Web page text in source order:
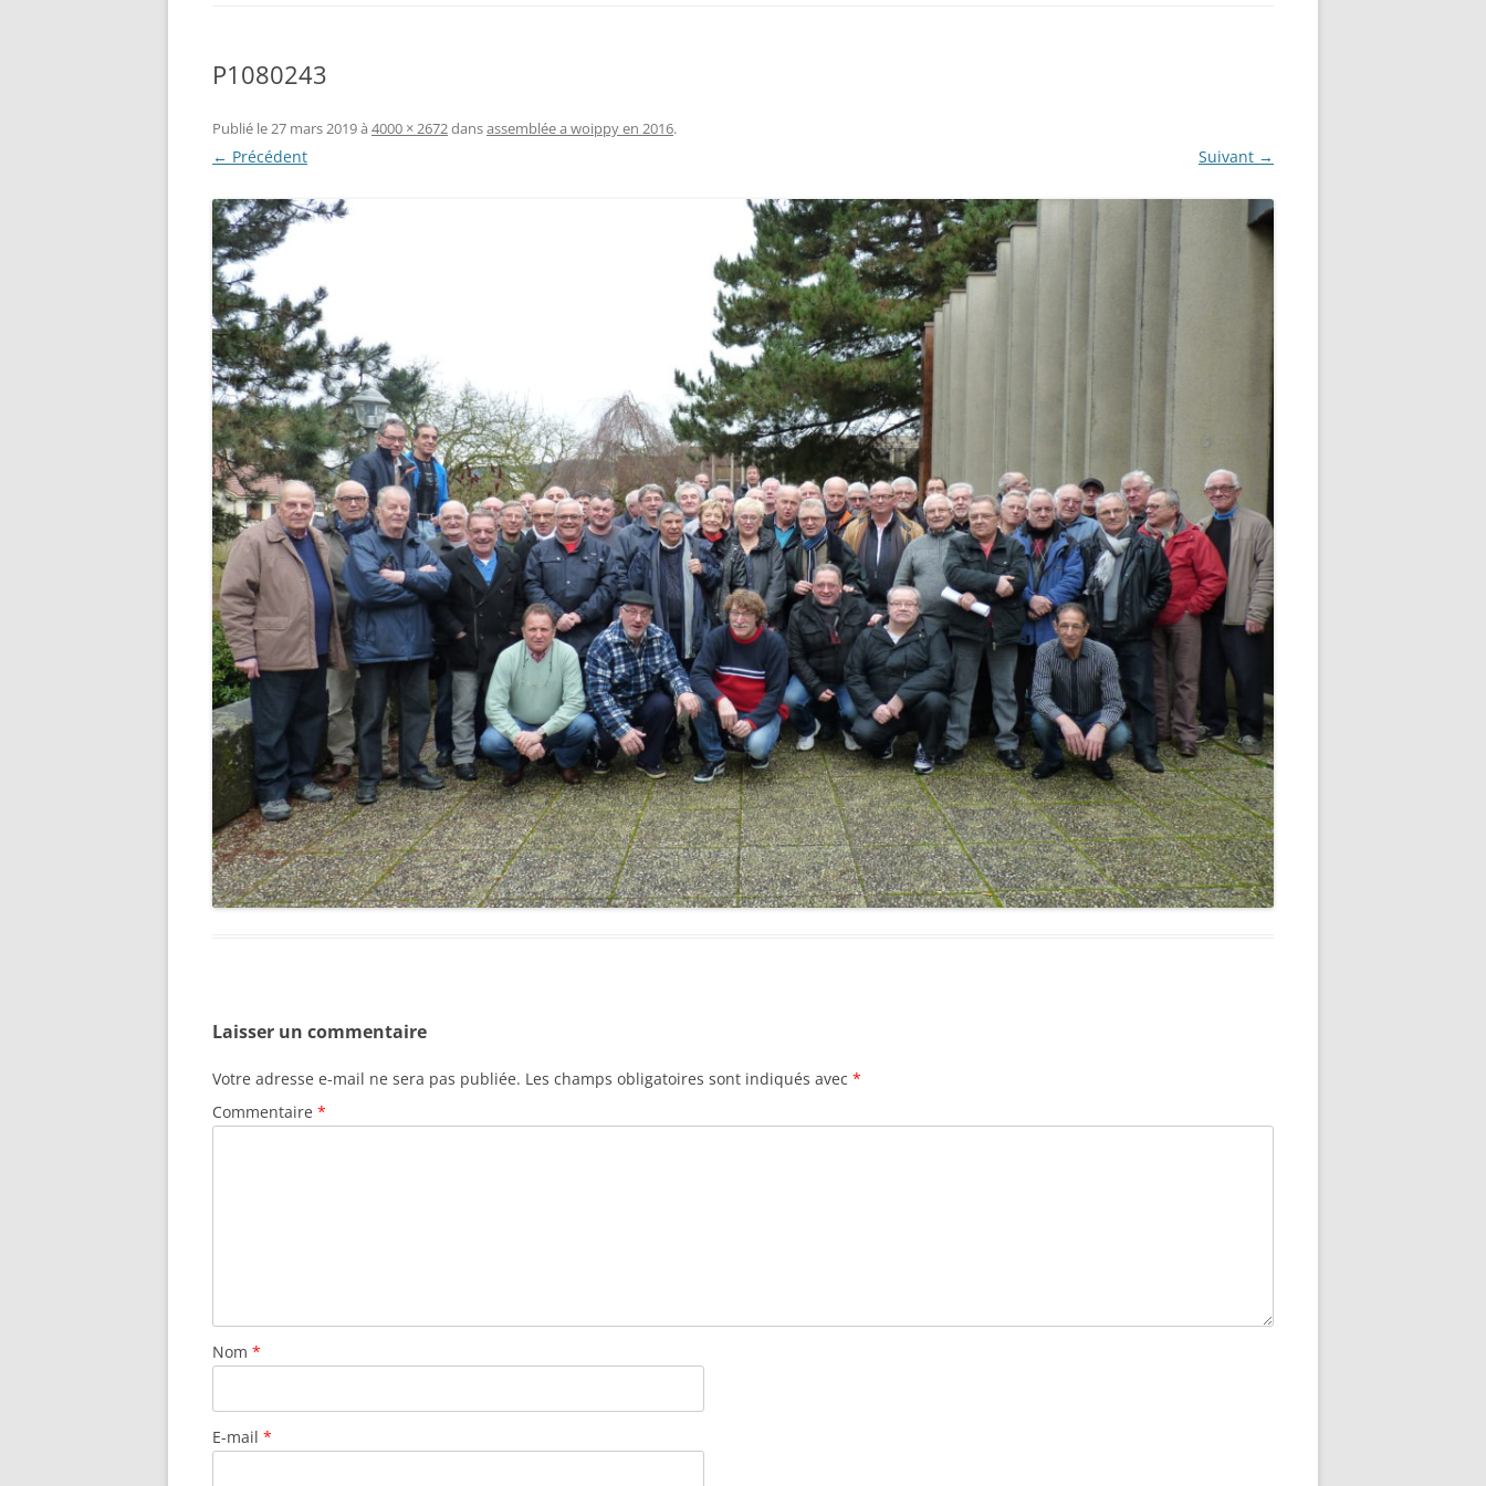
P1080243
Publié le27 mars 2019à 4000 × 2672dansassemblée a woippy en 2016.
← Précédent Suivant →
Laisser un commentaire
Votre adresse e-mail ne sera pas publiée. Les champs obligatoires sont indiqués avec *
Commentaire *
Nom *
E-mail *